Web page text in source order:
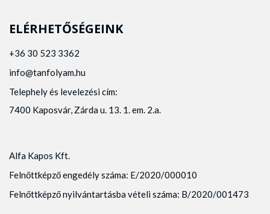
ELÉRHETŐSÉGEINK
+36 30 523 3362
info@tanfolyam.hu
Telephely és levelezési cím:
7400 Kaposvár, Zárda u. 13. 1. em. 2.a.
Alfa Kapos Kft.
Felnőttképző engedély száma: E/2020/000010
Felnőttképző nyilvántartásba vételi száma: B/2020/001473